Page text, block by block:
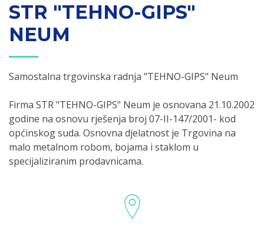
STR "TEHNO-GIPS"
NEUM
Samostalna trgovinska radnja "TEHNO-GIPS" Neum
Firma STR "TEHNO-GIPS" Neum je osnovana 21.10.2002
godine na osnovu rješenja broj 07-II-147/2001- kod
općinskog suda. Osnovna djelatnost je Trgovina na
malo metalnom robom, bojama i staklom u
specijaliziranim prodavnicama.